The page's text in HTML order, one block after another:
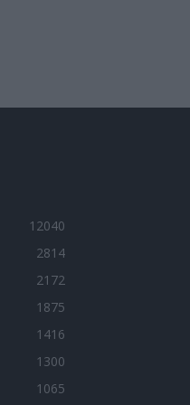
12040
2814
2172
1875
1416
1300
1065